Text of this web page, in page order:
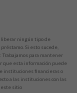
liberar ningún tipo de
Si esto sucede,
para mantener
que esta información puede
instituciones financieras o
a las instituciones con las
este sitio